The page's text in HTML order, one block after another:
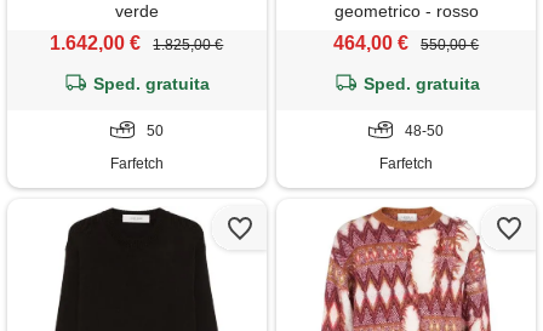
verde
1.642,00 € 1.825,00 €
Sped. gratuita
50
Farfetch
geometrico - rosso
464,00 € 550,00 €
Sped. gratuita
48-50
Farfetch